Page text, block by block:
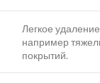
Легкое
например
покрытий.